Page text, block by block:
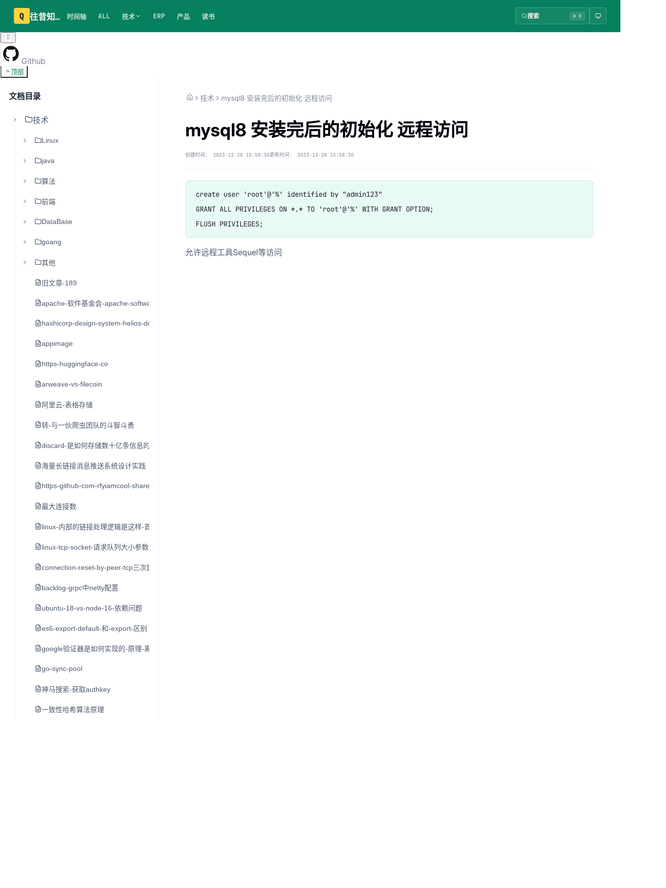
Q 往昔知识库 时间轴 ALL 技术 ERP 产品 读书 搜索 ⌘ K
Github
顶部
文档目录
技术
Linux
java
算法
前端
DataBase
goang
其他
旧文章-189
apache-软件基金会-apache-software-foundation-asf
hashicorp-design-system-helios-design-system
appimage
https-huggingface-co
arweave-vs-filecoin
阿里云-表格存储
转-与一伙爬虫团队的斗智斗勇
discard-是如何存储数十亿条信息的-by-bo-ingram-cointime
海量长链接消息推送系统设计实践
https-github-com-rfyiamcool-share-ppt
最大连接数
linux-内部的链接处理逻辑是这样-首先接到-syn-后-创立一个-sock-放入半连接队列-然后回复-syn-ack-三次握手完毕后-放入全链接队列-ac
linux-tcp-socket-请求队列大小参数-backlog
connection-reset-by-peer-tcp三次握手后服务端发送rst
backlog-grpc中netty配置
ubuntu-18-vs-node-16-依赖问题
es6-export-default-和-export-区别
google验证器是如何实现的-原理-离线使用
go-sync-pool
神马搜索-获取authkey
一致性哈希算法原理
技术 mysql8 安装完后的初始化 远程访问
mysql8 安装完后的初始化 远程访问
创建时间： 2023-12-28 15:58:30更新时间： 2023-12-28 15:58:30
create user 'root'@'%' identified by "admin123"
GRANT ALL PRIVILEGES ON *.* TO 'root'@'%' WITH GRANT OPTION;
允许远程工具Sequel等访问